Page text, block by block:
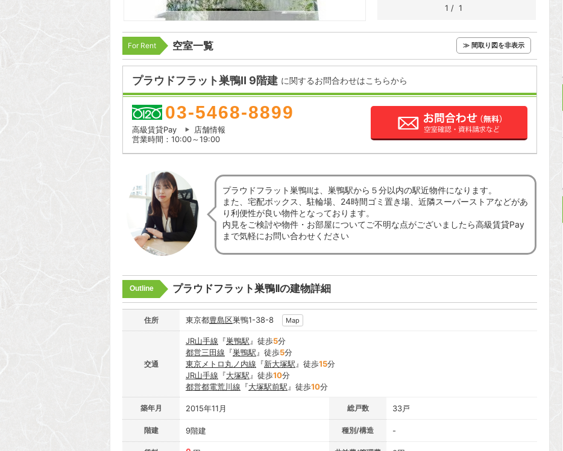
1 / 1
For Rent 空室一覧 ≫ 間取り図を非表示
プラウドフラット巣鴨Ⅱ 9階建 に関するお問合わせはこちらから
03-5468-8899
高級賃貸Pay
店舗情報
営業時間：10:00～19:00
プラウドフラット巣鴨Ⅱは、巣鴨駅から５分以内の駅近物件になります。
また、宅配ボックス、駐輪場、24時間ゴミ置き場、近隣スーパーストアなどがあ
り利便性が良い物件となっております。
内見をご検討や物件・お部屋についてご不明な点がございましたら高級賃貸Pay
まで気軽にお問い合わせください
Outline プラウドフラット巣鴨Ⅱの建物詳細
住所 東京都豊島区巣鴨1-38-8 Map
交通
JR山手線 『巣鴨駅 』徒歩5分
都営三田線 『巣鴨駅 』徒歩5分
東京メトロ丸ノ内線 『新大塚駅 』徒歩15分
JR山手線 『大塚駅 』徒歩10分
都営都電荒川線 『大塚駅前駅 』徒歩10分
築年月 2015年11月 総戸数 33戸
階建 9階建 種別/構造 -